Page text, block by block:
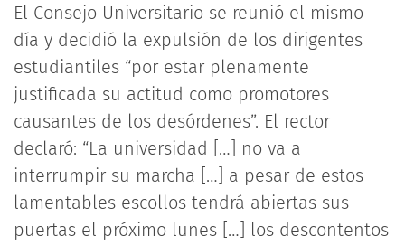
El Consejo Universitario se reunió el mismo
día y decidió la expulsión de los dirigentes
estudiantiles “por estar plenamente
justificada su actitud como promotores
causantes de los desórdenes”. El rector
declaró: “La universidad […] no va a
interrumpir su marcha […] a pesar de estos
lamentables escollos tendrá abiertas sus
puertas el próximo lunes […] los descontentos